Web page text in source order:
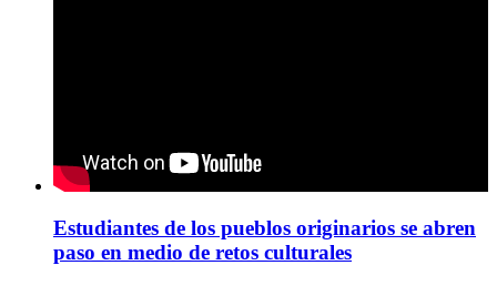
Estudiantes de los pueblos originarios se abren
paso en medio de retos culturales